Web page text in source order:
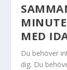
MED
Du behöver
dig. Du